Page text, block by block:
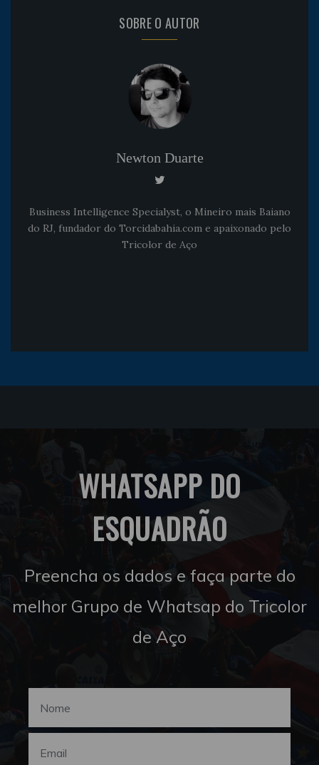
SOBRE O AUTOR
Newton Duarte
Business Intelligence Specialyst, o Mineiro mais Baiano
do RJ, fundador do Torcidabahia.com e apaixonado pelo
Tricolor de Aço
WHATSAPP DO
ESQUADRÃO
Preencha os dados e faça parte do
melhor Grupo de Whatsap do Tricolor
de Aço